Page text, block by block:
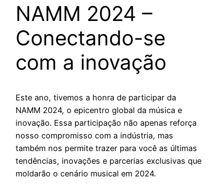
NAMM 2024 –
Conectando-se
com a inovação
Este ano, tivemos a honra de participar da
NAMM 2024, o epicentro global da música e
inovação. Essa participação não apenas reforça
nosso compromisso com a indústria, mas
também nos permite trazer para você as últimas
tendências, inovações e parcerias exclusivas que
moldarão o cenário musical em 2024.